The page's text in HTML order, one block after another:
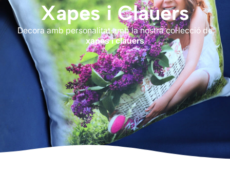
Xapes i Clauers
Decora amb personalitat amb la nostra col·lecció de
xapes i clauers